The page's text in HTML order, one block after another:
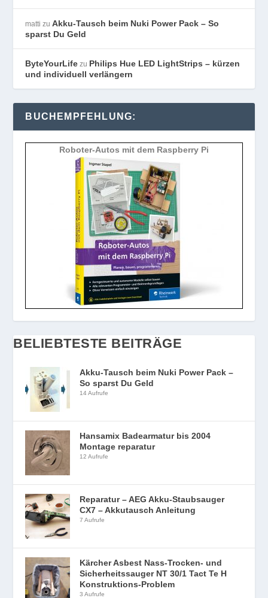
matti zuAkku-Tausch beim Nuki Power Pack – So
sparst Du Geld
ByteYourLife zu Philips Hue LED LightStrips – kürzen
und individuell verlängern
BUCHEMPFEHLUNG:
Roboter-Autos mit dem Raspberry Pi
BELIEBTESTE BEITRÄGE
Akku-Tausch beim Nuki Power Pack –
So sparst Du Geld
14 Aufrufe
Hansamix Badearmatur bis 2004
Montage reparatur
12 Aufrufe
Reparatur – AEG Akku-Staubsauger
CX7 – Akkutausch Anleitung
7 Aufrufe
Kärcher Asbest Nass-Trocken- und
Sicherheitssauger NT 30/1 Tact Te H
Konstruktions-Problem
3 Aufrufe